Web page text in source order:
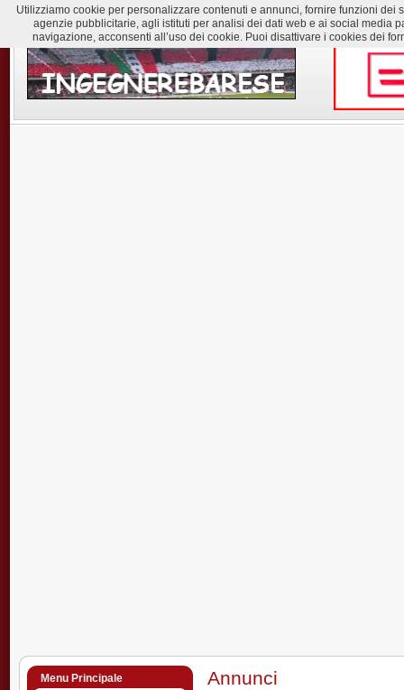
Menu Principale
Annunci
Utilizziamo cookie per personalizzare contenuti e annunci, fornire funzioni
agenzie pubblicitarie, agli istituti per analisi dei dati web e ai social media
navigazione, acconsenti all’uso dei cookie. Puoi disattivare i cookies dei